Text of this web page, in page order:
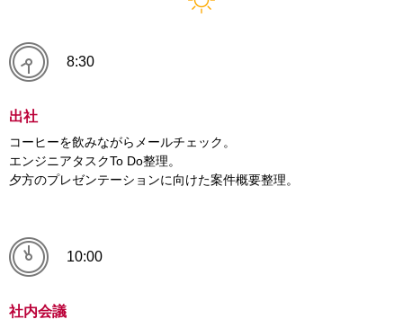
8:30
出社
コーヒーを飲みながらメールチェック。
エンジニアタスクTo Do整理。
夕方のプレゼンテーションに向けた案件概要整理。
10:00
社内会議